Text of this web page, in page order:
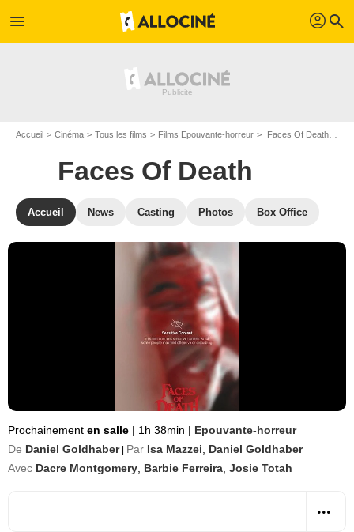
menu profil search
Accueil Cinéma Tous les films Films Epouvante-horreur Faces Of Death de Daniel Goldhaber
Faces Of Death
Accueil News Casting Photos Box Office
Prochainement en salle | 1h 38min | Epouvante-horreur
De Daniel Goldhaber Par Isa Mazzei
Daniel Goldhaber
Avec Dacre Montgomery Barbie Ferreira Josie Totah